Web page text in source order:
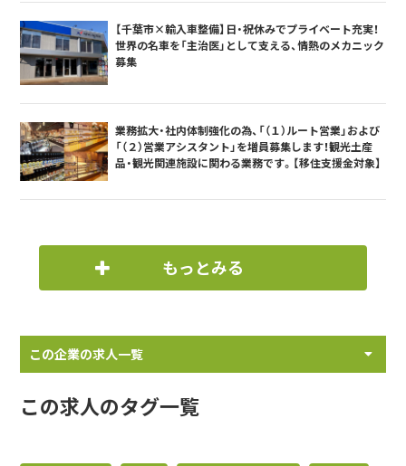
【千葉市×輸入車整備】日・祝休みでプライベート充実！
世界の名車を「主治医」として支える、情熱のメカニック
募集
業務拡大・社内体制強化の為、「（１）ルート営業」および
「（２）営業アシスタント」を増員募集します！観光土産
品・観光関連施設に関わる業務です。【移住支援金対象】
もっとみる
この企業の求人一覧
この求人のタグ一覧